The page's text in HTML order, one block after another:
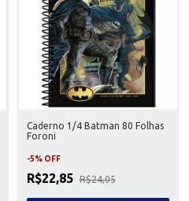
Caderno 1/4 Batman 80 Folhas
Foroni
-5% OFF
R$22,85 R$24,05